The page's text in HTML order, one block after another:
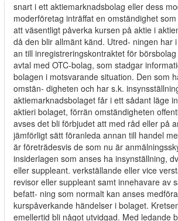
snart i ett aktiemarknadsbolag eller dess
moderföretag inträffat en omständighet
att väsentligt påverka kursen på aktie i
då den blir allmänt känd. Utred- ningen har
an till inregistreringskontraktet för
avtal med OTC-bolag, som stadgar
bolagen i motsvarande situation. Den som
omstän- digheten och har s.k.
aktiemarknadsbolaget får i ett sådant läge
aktieri bolaget, förrän omständigheten
avses det bli förbjudet att med råd eller på
jämförligt sätt föranleda annan till handel
är företrädesvis de som nu är
insiderlagen som anses ha insynställning,
eller suppleant. verkställande eller vice
revisor eller suppleant samt innehavare av
befatt- ning som normalt kan anses
kurspåverkande händelser i bolaget.
emellertid bli något utvidgad. Med ledande